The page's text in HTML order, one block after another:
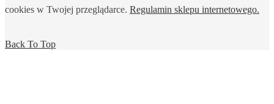
cookies w Twojej przeglądarce. Regulamin sklepu internetowego.
Back To Top